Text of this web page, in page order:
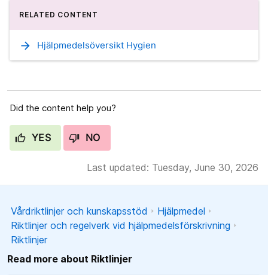
RELATED CONTENT
arrow_forward Hjälpmedelsöversikt Hygien
Did the content help you?
YES NO
Last updated: Tuesday, June 30, 2026
Vårdriktlinjer och kunskapsstöd
Hjälpmedel
Riktlinjer och regelverk vid hjälpmedelsförskrivning
Riktlinjer
Read more about Riktlinjer